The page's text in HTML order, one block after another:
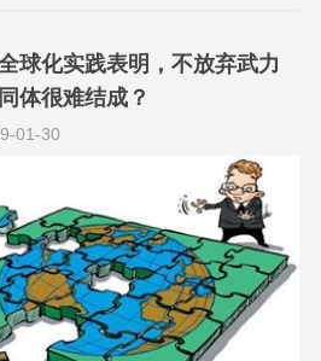
球化实践表明，不放弃武力
体很难结成？
01-30